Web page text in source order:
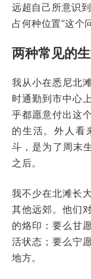
远超自己所意识
占何种位置”这个
两种常见的
我从小在悉尼北
时通勤到市中心
乎都愿意付出这
的生活。外人看
斗，是为了周末
之后。
我不少在北滩长
其他远郊。他们
的烙印：要么甘
活状态；要么宁
地方。